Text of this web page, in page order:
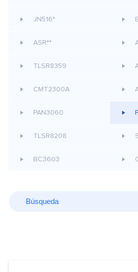
JN516*
ASR**
TLSR8359
CMT2300A
PAN3060
TLSR8208
BC3603